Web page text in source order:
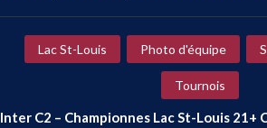
Lac St-Louis Photo d'équipe
Tournois
Inter C2 – Championnes Lac St-Louis 21+